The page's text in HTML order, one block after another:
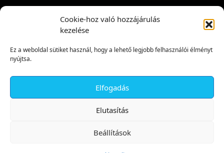
Cookie-hoz való hozzájárulás
kezelése
Ez a weboldal sütiket használ, hogy a lehető legjobb felhasználói élményt
nyújtsa.
Elfogadás
Elutasítás
Beállítások
✕